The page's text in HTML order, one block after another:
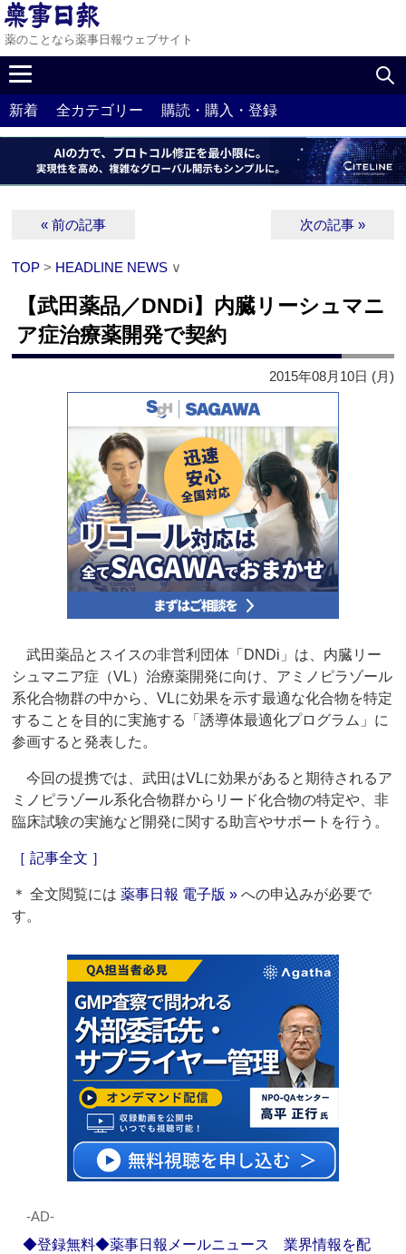
薬のことなら薬事日報ウェブサイト
新着 全カテゴリー 購読・購入・登録
« 前の記事 次の記事 »
TOP > HEADLINE NEWS ∨
【武田薬品／DNDi】内臓リーシュマニ
ア症治療薬開発で契約
2015年08月10日 (月)
武田薬品とスイスの非営利団体「DNDi」は、内臓リー
シュマニア症（VL）治療薬開発に向け、アミノピラゾール
系化合物群の中から、VLに効果を示す最適な化合物を特定
することを目的に実施する「誘導体最適化プログラム」に
参画すると発表した。
今回の提携では、武田はVLに効果があると期待されるア
ミノピラゾール系化合物群からリード化合物の特定や、非
臨床試験の実施など開発に関する助言やサポートを行う。
［ 記事全文 ］
＊ 全文閲覧には薬事日報 電子版 » への申込みが必要で
す。
‐AD‐
◆登録無料◆薬事日報メールニュース 業界情報を配